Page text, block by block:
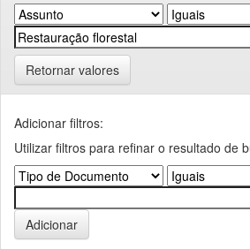
Retornar valores
Adicionar filtros:
Utilizar filtros para refinar o resultado de